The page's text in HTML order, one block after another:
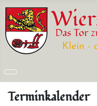
Terminkalender